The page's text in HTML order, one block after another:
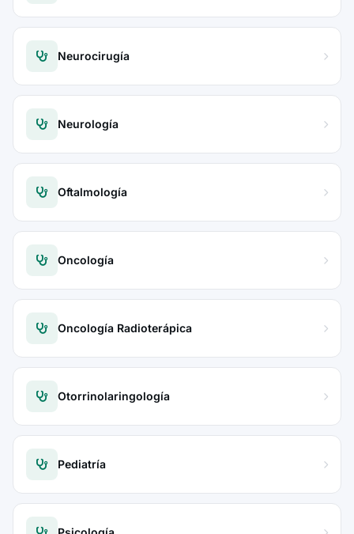
Neurocirugía
Neurología
Oftalmología
Oncología
Oncología Radioterápica
Otorrinolaringología
Pediatría